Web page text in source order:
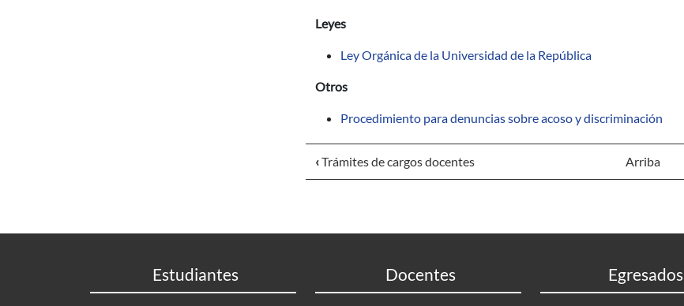
Leyes
Ley Orgánica de la Universidad de la República
Otros
Procedimiento para denuncias sobre acoso y discriminación
‹Trámites de cargos docentes Arriba
Estudiantes Docentes Egresados